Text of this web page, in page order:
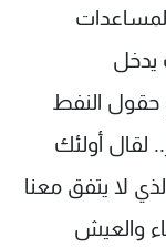
المساعدات
يدخل
حقول النفط
لقال أولئك
لا يتفق معنا
والعيش